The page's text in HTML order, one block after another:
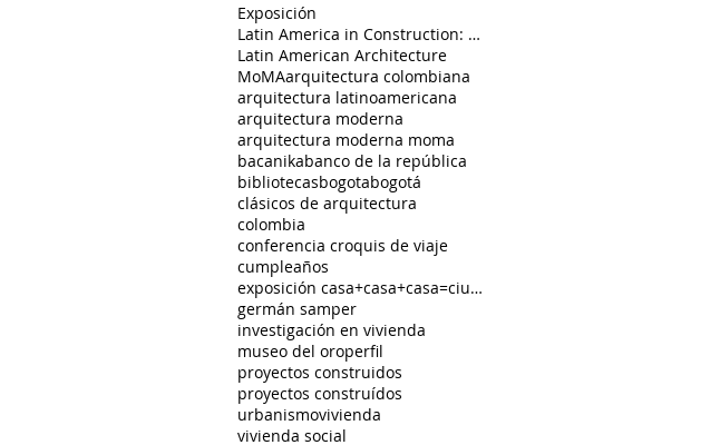
Exposición
Latin America in Construction: Architecture 1955-1
Latin American Architecture
MoMAarquitectura colombiana
arquitectura latinoamericana
arquitectura moderna
arquitectura moderna moma
bacanikabanco de la república
bibliotecasbogotabogotá
clásicos de arquitectura
colombia
conferencia croquis de viaje
cumpleaños
exposición casa+casa+casa=ciudad
germán samper
investigación en vivienda
museo del oroperfil
proyectos construidos
proyectos construídos
urbanismovivienda
vivienda social